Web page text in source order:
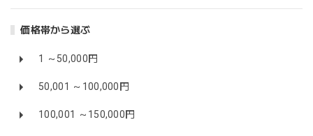
価格帯から選ぶ
1 ～50,000円
50,001 ～100,000円
100,001 ～150,000円